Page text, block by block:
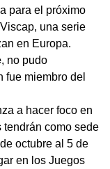
para el próximo
una serie
en Europa.
, no pudo
fue miembro del
a hacer foco en
tendrán como sede
octubre al 5 de
en los Juegos